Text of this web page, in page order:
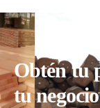
Obtén tu
tu